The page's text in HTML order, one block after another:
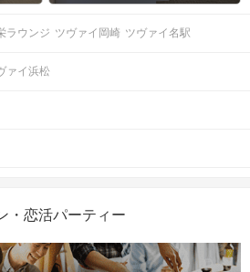
ラウンジ ツヴァイ岡崎 ツヴァイ名駅
ァイ浜松
・恋活パーティー